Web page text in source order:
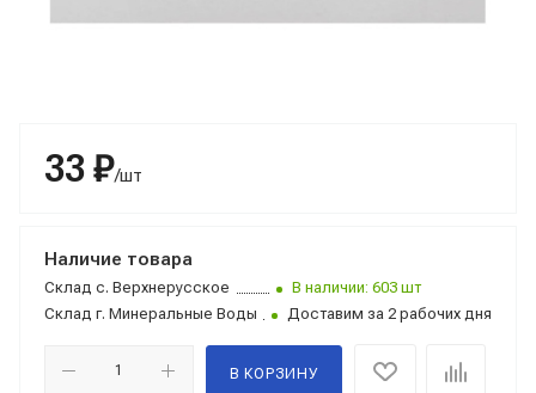
33 ₽/шт
Наличие товара
Склад с. Верхнерусское
В наличии: 603 шт
Склад г. Минеральные Воды Доставим за 2 рабочих дня
В КОРЗИНУ